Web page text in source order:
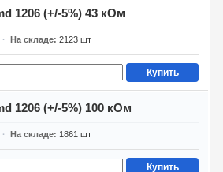
1206 (+/-5%) 43 кОм
На складе 2123 шт
Купить
1206 (+/-5%) 100 кОм
На складе 1861 шт
Купить